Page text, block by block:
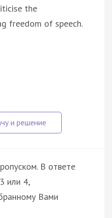
the
freedom of speech.
В ответе
или 4,
Вами